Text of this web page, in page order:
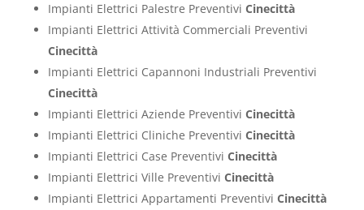
Impianti Elettrici Palestre Preventivi Cinecittà
Impianti Elettrici Attività Commerciali Preventivi
Cinecittà
Impianti Elettrici Capannoni Industriali Preventivi
Cinecittà
Impianti Elettrici Aziende Preventivi Cinecittà
Impianti Elettrici Cliniche Preventivi Cinecittà
Impianti Elettrici Case Preventivi Cinecittà
Impianti Elettrici Ville Preventivi Cinecittà
Impianti Elettrici Appartamenti Preventivi Cinecittà